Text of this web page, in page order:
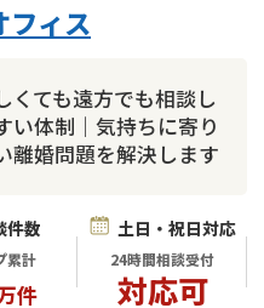
くても遠方でも相談し
い体制｜気持ちに寄り
離婚問題を解決します
フィス
件数
累計
件
土日・祝日対応
24時間相談受付
対応可